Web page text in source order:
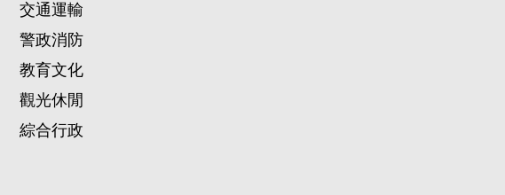
交通運輸
警政消防
教育文化
觀光休閒
綜合行政